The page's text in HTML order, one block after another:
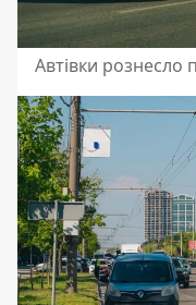
Автівки рознесло